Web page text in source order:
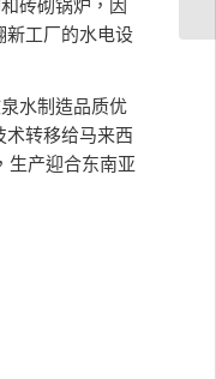
砖砌锅炉，因
新工厂的水电设
水制造品质优
术转移给马来西
生产迎合东南亚